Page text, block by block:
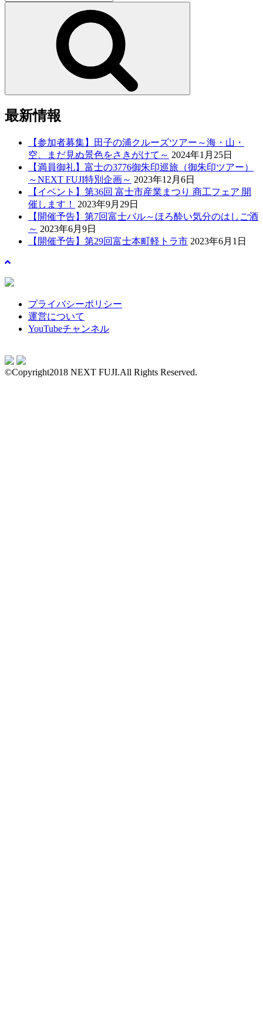
索:
最新情報
【参加者募集】田子の浦クルーズツアー～海・山・
空、まだ見ぬ景色をさきがけて～ 2024年1月25日
【満員御礼】富士の3776御朱印巡旅（御朱印ツアー）
～NEXT FUJI特別企画～ 2023年12月6日
【イベント】第36回 富士市産業まつり 商工フェア 開
催します！
2023年9月29日
【開催予告】第7回富士バル～ほろ酔い気分のはしご酒
～ 2023年6月9日
【開催予告】第29回富士本町軽トラ市 2023年6月1日
プライバシーポリシー
運営について
YouTubeチャンネル
©Copyright2018 NEXT FUJI.All Rights Reserved.